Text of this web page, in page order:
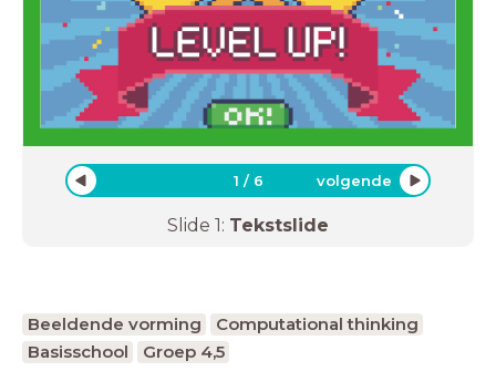
1 / 6 volgende
Slide 1: Tekstslide
Beeldende vorming
Computational thinking
Basisschool
Groep 4,5